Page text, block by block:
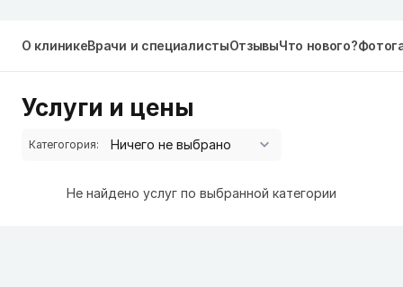
О клиникеВрачи и специалистыОтзывыЧто нового?
Услуги и цены
Категогория:
Не найдено услуг по выбранной категории